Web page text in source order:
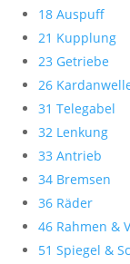
18 Auspuff
21 Kupplung
23 Getriebe
26
31 Telegabel
32 Lenkung
33 Antrieb
34 Bremsen
36 Räder
46 Rahmen &
51 Spiegel &